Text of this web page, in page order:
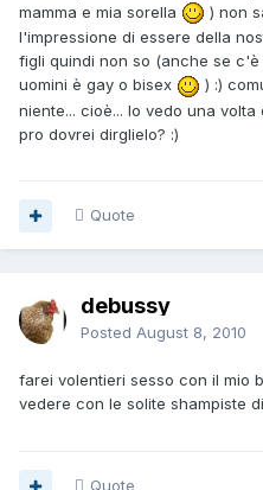
mamma e mia sorella
) non
l'impressione di essere della
figli quindi non so (anche se
uomini è gay o bisex
) :)
niente... cioè... lo vedo una
pro dovrei dirglielo? :)
Quote
debussy
Posted August 8, 2010
farei volentieri sesso con il mio
vedere con le solite shampiste
Quote